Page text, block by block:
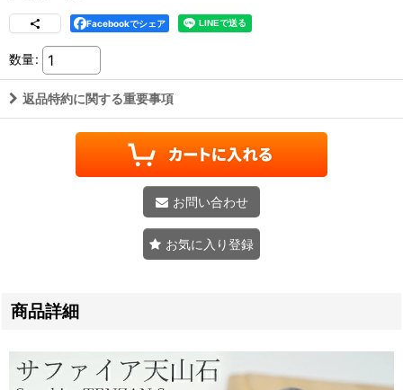
Facebookでシェア
数量:
返品特約に関する重要事項
お問い合わせ
お気に入り登録
商品詳細